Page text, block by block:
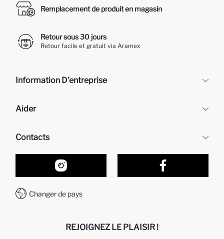
Remplacement de produit en magasin
Retour sous 30 jours
Retour facile et gratuit via Aramex
Information D'entreprise
À propos de nous
Aider
Retour et changement
Suivi de la Commande
Comment acheter sur DeFacto ?
Comment payer sur DeFacto?
Contacts
Nos Magasins
Formulaire de contact
Service Client +212 525 076 633
Changer de pays
REJOIGNEZ LE PLAISIR !